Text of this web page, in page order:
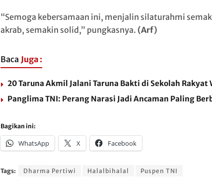
“Semoga kebersamaan ini, menjalin silaturahmi
akrab, semakin solid,” pungkasnya. (Arf)
Baca Juga :
20 Taruna Akmil Jalani Taruna Bakti di Sekolah Rakyat
Panglima TNI: Perang Narasi Jadi Ancaman Paling
Bagikan ini:
WhatsApp X Facebook
Tags: Dharma Pertiwi Halalbihalal Puspen TNI